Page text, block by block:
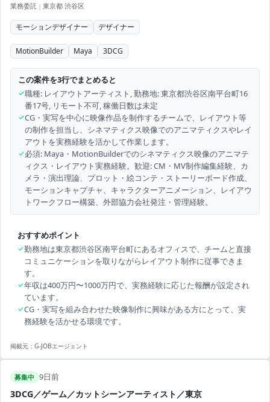
業務委託 | 東京都 渋谷区
モーションデザイナー デザイナー
MotionBuilder Maya 3DCG
この案件を3行でまとめると
✓職種: レイアウトアーティスト, 勤務地: 東京都渋谷区南平台町16
番17号, リモート不可, 稼働日数は未定
✓CG・実写を中心に映像作品を制作するチームで、レイアウト等
の制作を担当し、シネマティクス映像でのアニマティクスやレイ
アウトを実務経験を活かして作業します。
✓必須: Maya・MotionBuilderでのシネマティクス映像のアニマテ
ィクス・レイアウト実務経験。歓迎: CM・MV制作編集経験、カ
メラ・演出理論、プロット・絵コンテ・ストーリーボード作成、
モーションキャプチャ、キャラクターアニメーション、レイアウ
トワークフロー構築、外部協力会社発注・管理経験。
おすすめポイント
✓勤務地は東京都渋谷区南平台町にあるオフィスで、チームと直接
コミュニケーションを取りながらレイアウト制作に従事できま
す。
✓年収は400万円〜1000万円で、実務経験に応じた報酬が設定され
ています。
✓CG・実写を組み合わせた映像制作に興味がある方にとって、実
務経験を活かせる環境です。
掲載元： G-JOBエージェント
募集中 9日前
3DCG／ゲーム／カットシーンアーティスト／東京